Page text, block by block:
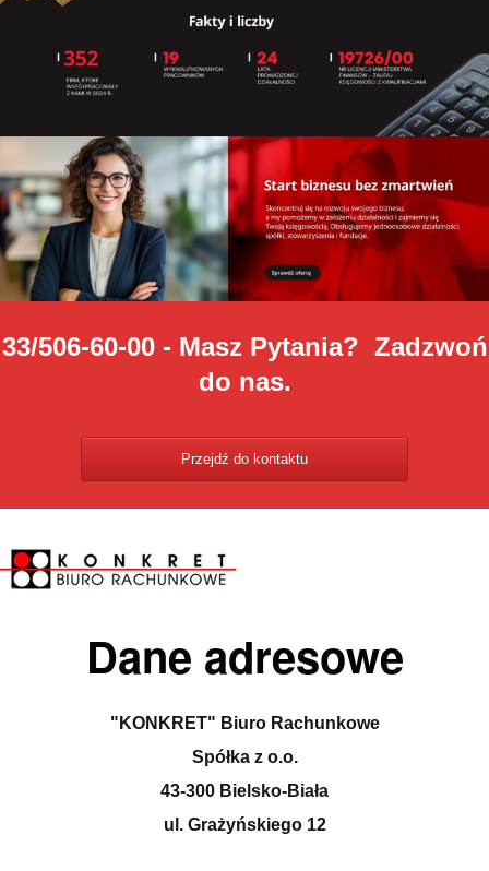
33/506-60-00 - Masz Pytania? Zadzwoń
do nas.
Przejdź do kontaktu
Dane adresowe
"KONKRET" Biuro Rachunkowe
Spółka z o.o.
43-300 Bielsko-Biała
ul. Grażyńskiego 12